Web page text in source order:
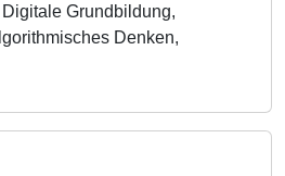
Grundbildung,
Denken,